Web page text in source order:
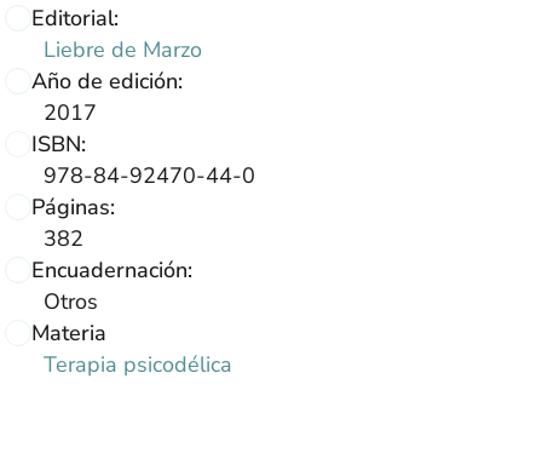
Editorial:
Liebre de Marzo
Año de edición:
2017
ISBN:
978-84-92470-44-0
Páginas:
382
Encuadernación:
Otros
Materia
Terapia psicodélica